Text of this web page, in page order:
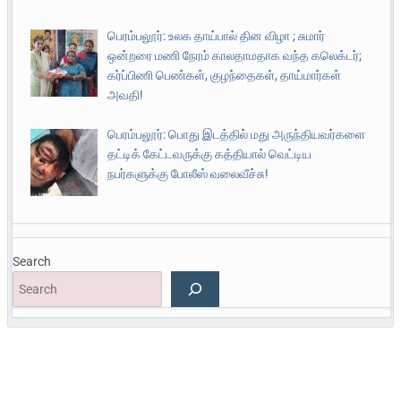
பெரம்பலூர்: உலக தாய்பால் தின விழா ; சுமார்
ஒன்றரை மணி நேரம் காலதாமதாக வந்த கலெக்டர்;
கர்ப்பிணி பெண்கள், குழந்தைகள், தாய்மார்கள்
அவதி!
பெரம்பலூர்: பொது இடத்தில் மது அருந்தியவர்களை
தட்டிக் கேட்டவருக்கு கத்தியால் வெட்டிய
நபர்களுக்கு போலீஸ் வலைவீச்சு!
Search